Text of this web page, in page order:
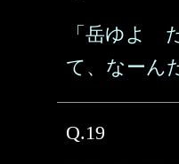
「岳ゆよ
て、なーん
Q.19